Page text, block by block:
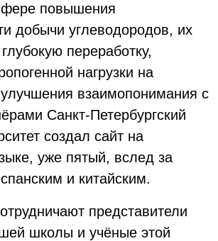
повышения
добычи углеводородов, их
переработку,
нагрузки на
взаимопонимания с
Санкт-Петербургский
создал сайт на
уже пятый, вслед за
и китайским.
представители
школы и учёные этой